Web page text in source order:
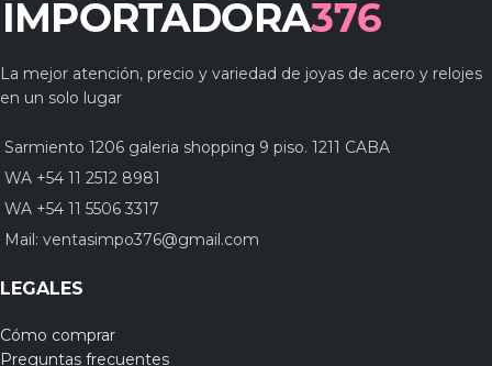
La mejor atención, precio y variedad de joyas de acero y relojes
en un solo lugar
Sarmiento 1206 galeria shopping 9 piso. 1211 CABA
WA +54 11 2512 8981
WA +54 11 5506 3317
Mail: ventasimpo376@gmail.com
LEGALES
Cómo comprar
Preguntas frecuentes